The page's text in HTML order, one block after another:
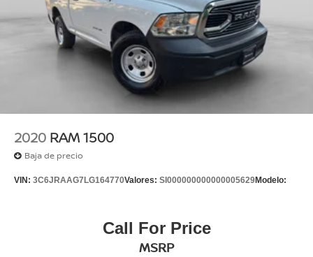
2020 RAM 1500
Baja de precio
VIN: 3C6JRAAG7LG164770Valores: SI000000000000005629Modelo:
Call For Price
MSRP